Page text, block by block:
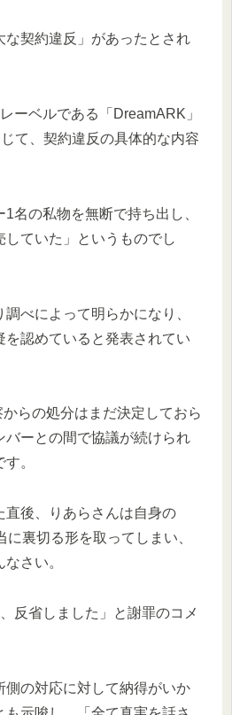
な契約違反」があったとされ
ーベルである「DreamARK」
て、契約違反の具体的な内容
名の私物を無断で持ち出し、
していた」というものでし
べによって明らかになり、
を認めていると発表されてい
らの処分はまだ決定しておら
バーとの間で協議が続けられ
。
直後、りあらさんは自身の
裏切る形を取ってしまい、
さい。
反省しました」と謝罪のコメ
側の対応に対して納得がいか